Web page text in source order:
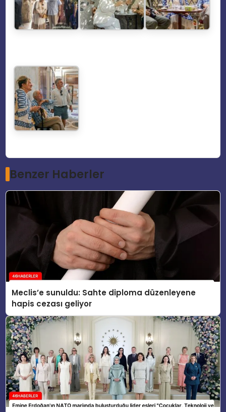
Benzer Haberler
Meclis’e sunuldu: Sahte diploma düzenleyene
hapis cezası geliyor